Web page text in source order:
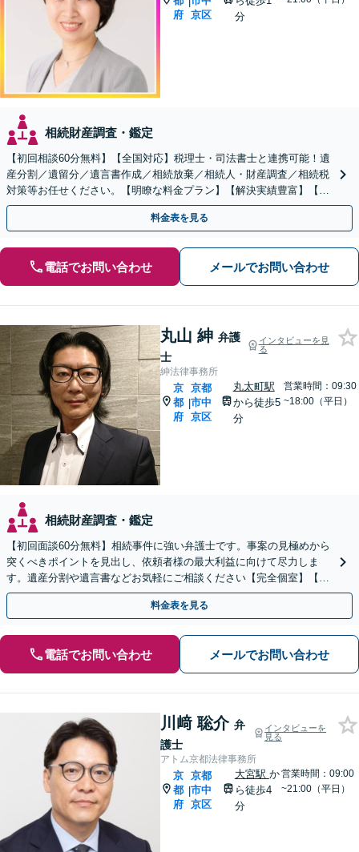
府
京区
分
相続財産調査・鑑定
【初回相談60分無料】【全国対応】税理士・司法書士と連携可能！遺
産分割／遺留分／遺言書作成／相続放棄／相続人・財産調査／相続税
対策等お任せください。【明瞭な料金プラン】【解決実績豊富】【電
話相談可】
料金表を見る
電話でお問い合わせ メールでお問い合わせ
丸山 紳 弁護
士
インタビューを見
る
紳法律事務所
京
都
府
|
京都
市中
京区
丸太町駅
から徒歩5
分
営業時間：09:30
~18:00（平日）
相続財産調査・鑑定
【初回面談60分無料】相続事件に強い弁護士です。事案の見極めから
突くべきポイントを見出し、依頼者様の最大利益に向けて尽力しま
す。遺産分割や遺言書などお気軽にご相談ください【完全個室】【丸
太町駅5分】
料金表を見る
電話でお問い合わせ メールでお問い合わせ
川﨑 聡介 弁
護士
インタビューを
見る
アトム京都法律事務所
京
都
府
|
京都
市中
京区
大宮駅 か
ら徒歩4
分
営業時間：09:00
~21:00（平日）